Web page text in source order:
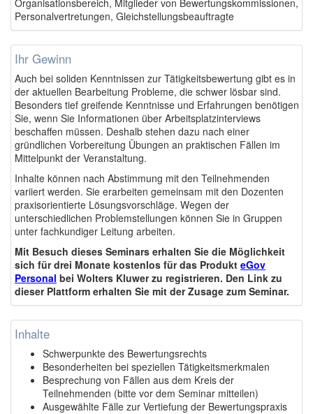
Personalvertretungen, Gleichstellungsbeauftragte
Ihr Gewinn
Auch bei soliden Kenntnissen zur Tätigkeitsbewertung gibt es in
der aktuellen Bearbeitung Probleme, die schwer lösbar sind.
Besonders tief greifende Kenntnisse und Erfahrungen benötigen
Sie, wenn Sie Informationen über Arbeitsplatzinterviews
beschaffen müssen. Deshalb stehen dazu nach einer
gründlichen Vorbereitung Übungen an praktischen Fällen im
Mittelpunkt der Veranstaltung.
Inhalte können nach Abstimmung mit den Teilnehmenden
variiert werden. Sie erarbeiten gemeinsam mit den Dozenten
praxisorientierte Lösungsvorschläge. Wegen der
unterschiedlichen Problemstellungen können Sie in Gruppen
unter fachkundiger Leitung arbeiten.
Mit Besuch dieses Seminars erhalten Sie die Möglichkeit
sich für drei Monate kostenlos für das Produkt eGov
Personal bei Wolters Kluwer zu registrieren. Den Link zu
dieser Plattform erhalten Sie mit der Zusage zum Seminar.
Inhalte
Schwerpunkte des Bewertungsrechts
Besonderheiten bei speziellen Tätigkeitsmerkmalen
Besprechung von Fällen aus dem Kreis der
Teilnehmenden (bitte vor dem Seminar mitteilen)
Ausgewählte Fälle zur Vertiefung der Bewertungspraxis